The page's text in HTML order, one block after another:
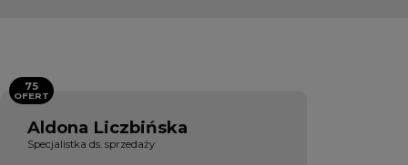
Aldona Liczbińska
Specjalistka ds. sprzedaży
75
OFERT